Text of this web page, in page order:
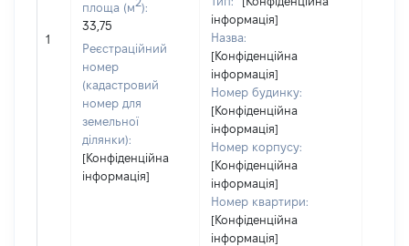
1
площа (м ):
33,75
Реєстраційний
номер
(кадастровий
номер для
земельної
ділянки):
[Конфіденційна
інформація]
інформація]
Назва:
[Конфіденційна
інформація]
Номер будинку:
[Конфіденційна
інформація]
Номер корпусу:
[Конфіденційна
інформація]
Номер квартири:
[Конфіденційна
інформація]